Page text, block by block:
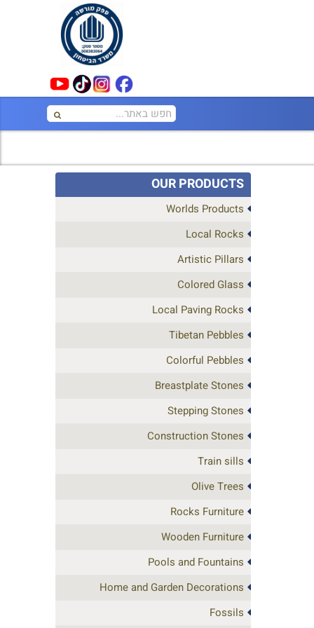
OUR PRODUCTS
Worlds Products
Local Rocks
Artistic Pillars
Colored Glass
Local Paving Rocks
Tibetan Pebbles
Colorful Pebbles
Breastplate Stones
Stepping Stones
Construction Stones
Train sills
Olive Trees
Rocks Furniture
Wooden Furniture
Pools and Fountains
Home and Garden Decorations
Fossils